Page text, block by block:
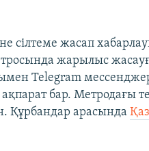
сілтеме жасап
жарылыс
Telegram
бар. Метродағы
Құрбандар арасында